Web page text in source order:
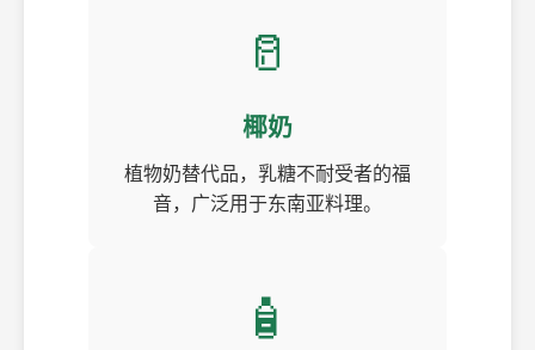
🥛
椰奶
植物奶替代品，乳糖不耐受者的福
音，广泛用于东南亚料理。
🧴